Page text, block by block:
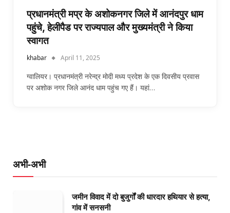
प्रधानमंत्री मप्र के अशोकनगर जिले में आनंदपुर धाम
पहुंचे, हेलीपैड पर राज्यपाल और मुख्यमंत्री ने किया
स्वागत
khabar April 11, 2025
ग्वालियर। प्रधानमंत्री नरेन्द्र मोदी मध्य प्रदेश के एक दिवसीय प्रवास
पर अशोक नगर जिले आनंद धाम पहुंच गए हैं। यहां…
अभी-अभी
जमीन विवाद में दो बुजुर्गों की धारदार हथियार से हत्या,
गांव में सनसनी